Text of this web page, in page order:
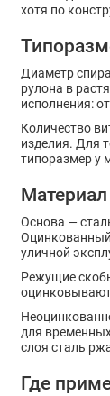
хотя по
Диаметр
рулона в
исполнения:
Количество
изделия. Для
типоразмер у
Основа —
уличной
Режущие
для
слоя сталь
Где